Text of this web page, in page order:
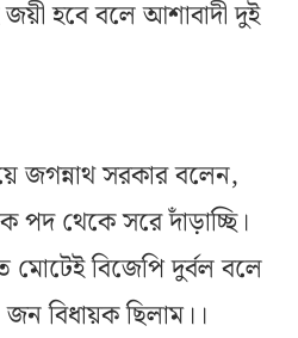
জয়ী হবে বলে আশাবাদী দুই
জগন্নাথ সরকার বলেন,
পদ থেকে সরে দাঁড়াচ্ছি।
মোটেই বিজেপি দুর্বল বলে
বিধায়ক ছিলাম।।